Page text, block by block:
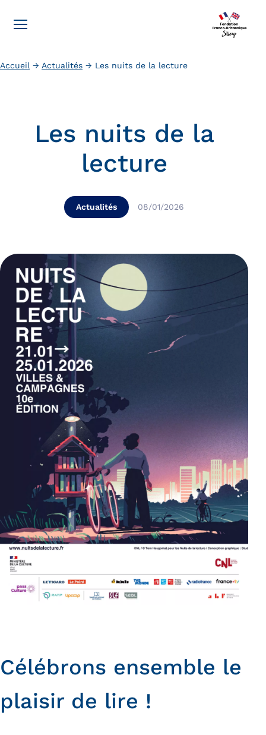
Accueil → Actualités → Les nuits de la lecture
Les nuits de la
lecture
Actualités 08/01/2026
Célébrons ensemble le
plaisir de lire !